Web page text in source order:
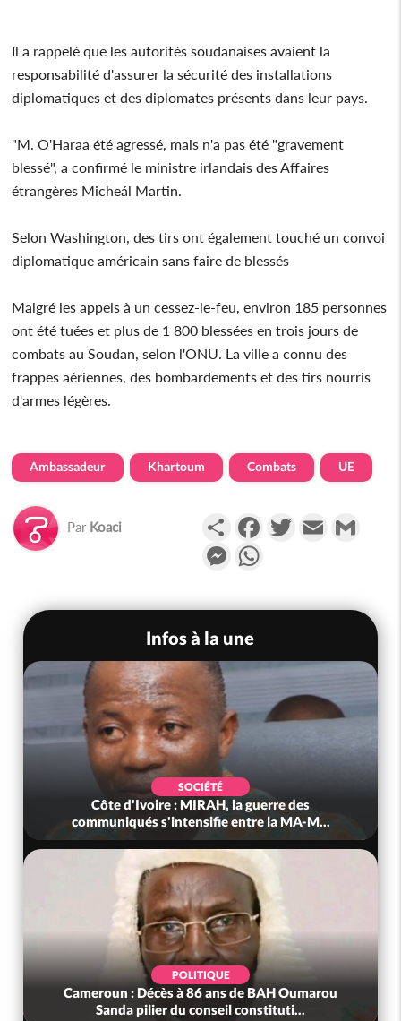
Il a rappelé que les autorités soudanaises avaient la
responsabilité d'assurer la sécurité des installations
diplomatiques et des diplomates présents dans leur pays.
"M. O'Haraa été agressé, mais n'a pas été "gravement
blessé", a confirmé le ministre irlandais des Affaires
étrangères Micheál Martin.
Selon Washington, des tirs ont également touché un convoi
diplomatique américain sans faire de blessés
Malgré les appels à un cessez-le-feu, environ 185 personnes
ont été tuées et plus de 1 800 blessées en trois jours de
combats au Soudan, selon l'ONU. La ville a connu des
frappes aériennes, des bombardements et des tirs nourris
d'armes légères.
Ambassadeur Khartoum Combats UE
Par Koaci PartagerFacebookTwitterEmail
Messenger
Infos à la une
SOCIÉTÉ
Côte d'Ivoire : MIRAH, la guerre des
communiqués s'intensifie entre la MA-M...
POLITIQUE
Cameroun : Décès à 86 ans de BAH Oumarou
Sanda pilier du conseil constituti...